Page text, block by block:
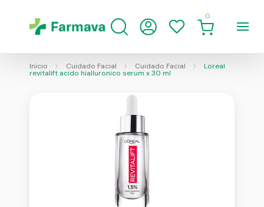
0
Inicio Cuidado Facial Cuidado Facial Loreal
revitalift acido hialluronico serum x 30 ml